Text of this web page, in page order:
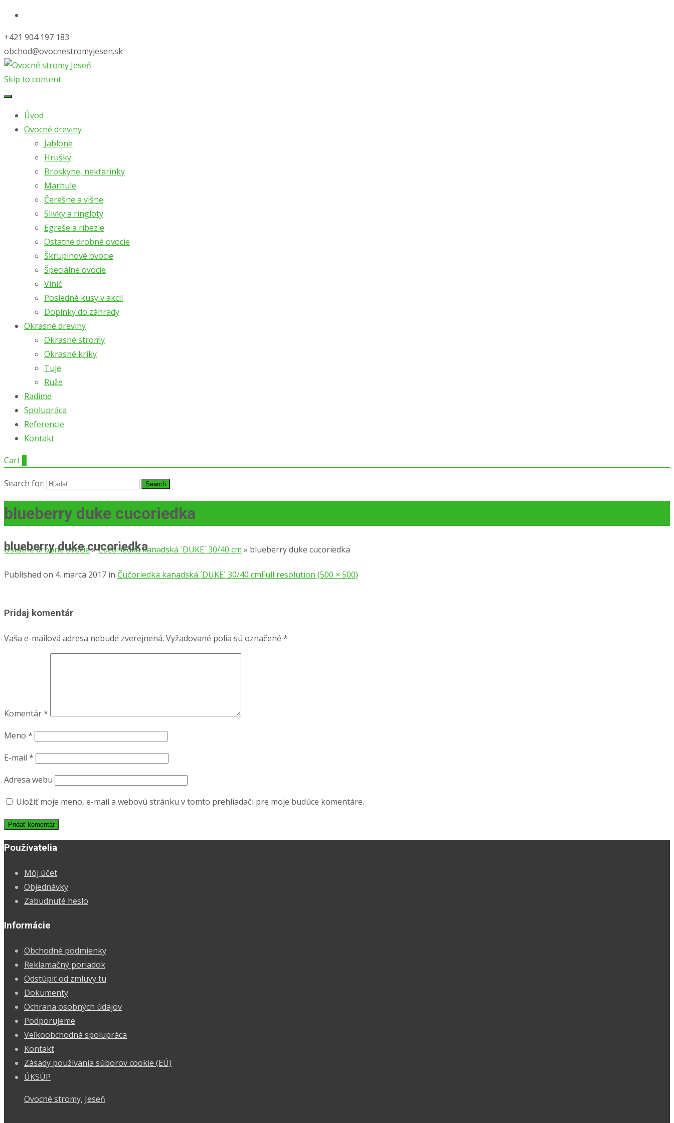
+421 904 197 183
obchod@ovocnestromyjesen.sk
Skip to content
Úvod
Ovocné dreviny
Jablone
Hrušky
Broskyne, nektarinky
Marhule
Čerešne a višne
Slivky a ringloty
Egreše a ríbezle
Ostatné drobné ovocie
Škrupinové ovocie
Špeciálne ovocie
Vinič
Posledné kusy v akcií
Doplnky do záhrady
Okrasné dreviny
Okrasné stromy
Okrasné kríky
Tuje
Ruže
Radíme
Spolupráca
Referencie
Kontakt
Cart
Search for:
blueberry duke cucoriedka
Ostatné drobné ovocie»Čučoriedka kanadská ´DUKE´ 30/40 cm » blueberry duke cucoriedka
blueberry duke cucoriedka
Published on 4. marca 2017 in Čučoriedka kanadská ´DUKE´ 30/40 cmFull resolution (500 × 500)
Pridaj komentár
Vaša e-mailová adresa nebude zverejnená. Vyžadované polia sú označené *
Komentár*
Meno *
E-mail *
Adresa webu
Uložiť moje meno, e-mail a webovú stránku v tomto prehliadači pre moje budúce komentáre.
Používatelia
Môj účet
Objednávky
Zabudnuté heslo
Informácie
Obchodné podmienky
Reklamačný poriadok
Odstúpiť od zmluvy tu
Dokumenty
Ochrana osobných údajov
Podporujeme
Veľkoobchodná spolupráca
Kontakt
Zásady používania súborov cookie (EÚ)
ÚKSÚP
Ovocné stromy, Jeseň